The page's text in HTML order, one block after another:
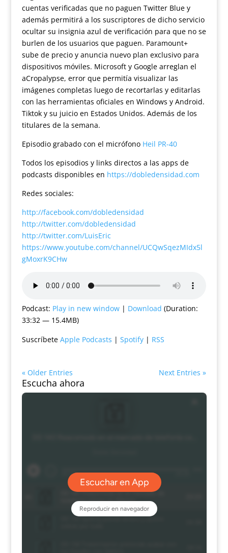
cuentas verificadas que no paguen Twitter Blue y
además permitirá a los suscriptores de dicho servicio
ocultar su insignia azul de verificación para que no se
burlen de los usuarios que paguen. Paramount+
sube de precio y anuncia nuevo plan exclusivo para
dispositivos móviles. Microsoft y Google arreglan el
aCropalypse, error que permitía visualizar las
imágenes completas luego de recortarlas y editarlas
con las herramientas oficiales en Windows y Android.
Tiktok y su juicio en Estados Unidos. Además de los
titulares de la semana.
Episodio grabado con el micrófono Heil PR-40
Todos los episodios y links directos a las apps de
podcasts disponibles en https://dobledensidad.com
Redes sociales:
http://facebook.com/dobledensidad
http://twitter.com/dobledensidad
http://twitter.com/LuisEric
https://www.youtube.com/channel/UCQwSqezMIdx5l
gMoxrK9CHw
Podcast: Play in new window| Download (Duration:
33:32 — 15.4MB)
Suscríbete Apple Podcasts | Spotify| RSS
« Older Entries Next Entries »
Escucha ahora